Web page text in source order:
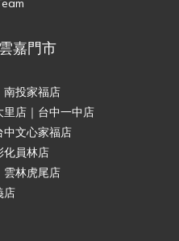
嘉門市
南投家福店
里店｜台中一中店
中文心家福店
化員林店
雲林虎尾店
店